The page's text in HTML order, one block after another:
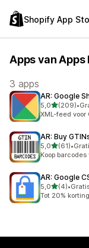
Shopify App
Apps van Apps
3 apps
AR: Google
5,0van 5
(209)
209 recensies
•
XML-feed
AR: Buy
5,0van 5
(61)
61 recensies
•
Koop
AR: Google
5,0van 5
(4)
4 recensies in
•
Tot 20%